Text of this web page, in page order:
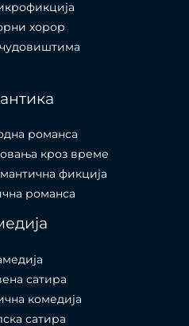
хорор
романса
кроз време
фикција
романса
сатира
комедија
сатира